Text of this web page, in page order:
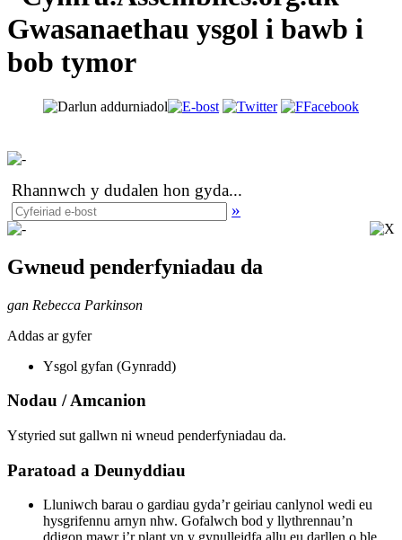
Rhannwch y dudalen hon gyda...
»
Gwneud penderfyniadau da
gan Rebecca Parkinson
Addas ar gyfer
Ysgol gyfan (Gynradd)
Nodau / Amcanion
Ystyried sut gallwn ni wneud penderfyniadau da.
Paratoad a Deunyddiau
Lluniwch barau o gardiau gyda’r geiriau canlynol wedi eu
hysgrifennu arnyn nhw. Gofalwch bod y llythrennau’n